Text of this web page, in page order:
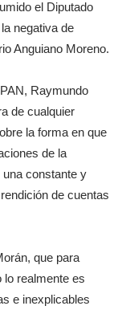
el Diputado
negativa de
Anguiano Moreno.
Raymundo
de cualquier
la forma en que
de la
constante y
de cuentas
que para
lo realmente es
e inexplicables